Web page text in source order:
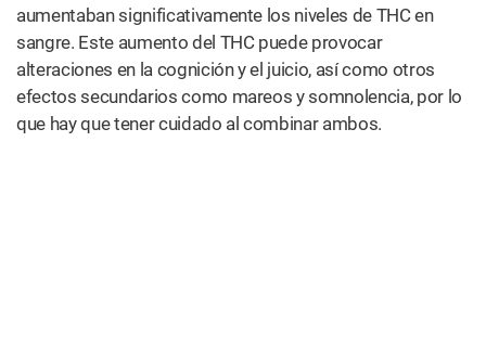
aumentaban significativamente los niveles de THC en
sangre. Este aumento del THC puede provocar
alteraciones en la cognición y el juicio, así como otros
efectos secundarios como mareos y somnolencia, por lo
que hay que tener cuidado al combinar ambos.